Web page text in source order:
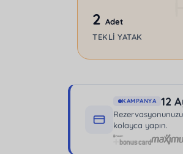
2 Adet
TEKLI YATAK
KAMPANYA 12
kolayca yapın.